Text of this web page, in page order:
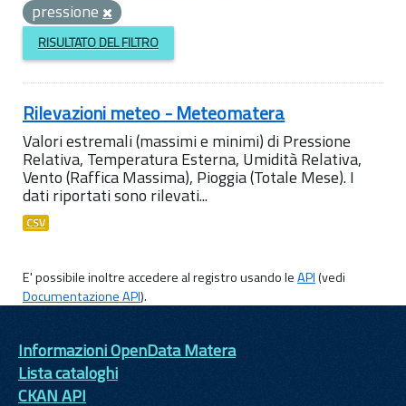
pressione
RISULTATO DEL FILTRO
Rilevazioni meteo - Meteomatera
Valori estremali (massimi e minimi) di Pressione
Relativa, Temperatura Esterna, Umidità Relativa,
Vento (Raffica Massima), Pioggia (Totale Mese). I
dati riportati sono rilevati...
CSV
E' possibile inoltre accedere al registro usando leAPI(vedi
Documentazione API).
Informazioni OpenData Matera
Lista cataloghi
CKAN API